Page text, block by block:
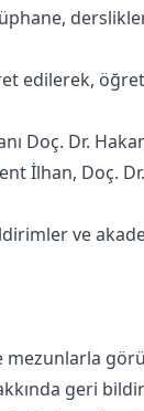
edilerek,
Doç. Dr.
İlhan, Doç.
ve
geri